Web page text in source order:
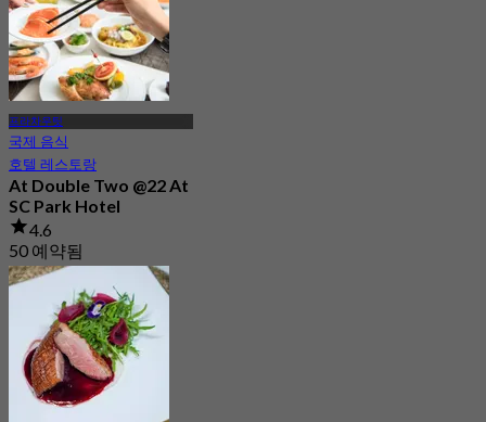
프라차우팃
국제 음식
호텔 레스토랑
At Double Two @22 At
SC Park Hotel
4.6
50 예약됨
에서฿ 650